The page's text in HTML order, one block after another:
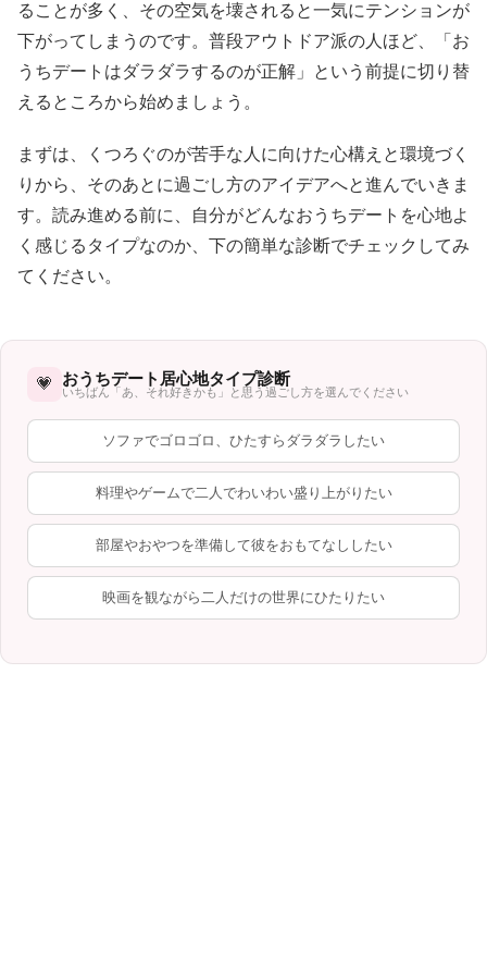
ることが多く、その空気を壊されると一気にテンションが
下がってしまうのです。普段アウトドア派の人ほど、「お
うちデートはダラダラするのが正解」という前提に切り替
えるところから始めましょう。
まずは、くつろぐのが苦手な人に向けた心構えと環境づく
りから、そのあとに過ごし方のアイデアへと進んでいきま
す。読み進める前に、自分がどんなおうちデートを心地よ
く感じるタイプなのか、下の簡単な診断でチェックしてみ
てください。
💗 おうちデート居心地タイプ診断
いちばん「あ、それ好きかも」と思う過ごし方を選んでください
ソファでゴロゴロ、ひたすらダラダラしたい
料理やゲームで二人でわいわい盛り上がりたい
部屋やおやつを準備して彼をおもてなししたい
映画を観ながら二人だけの世界にひたりたい